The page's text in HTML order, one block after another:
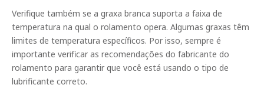
Verifique também se a graxa branca suporta a faixa de
temperatura na qual o rolamento opera. Algumas graxas têm
limites de temperatura específicos. Por isso, sempre é
importante verificar as recomendações do fabricante do
rolamento para garantir que você está usando o tipo de
lubrificante correto.